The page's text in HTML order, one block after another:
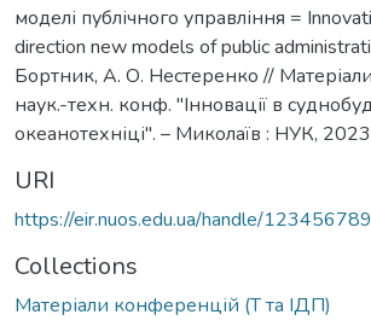
моделі публічного управління =
direction new models of public
Бортник, А. О. Нестеренко //
наук.-техн. конф. "Інновації в
океанотехніці". – Миколаїв : НУК,
URI
https://eir.nuos.edu.ua/handle/
Collections
Матеріали конференцій (Т та ІДП)